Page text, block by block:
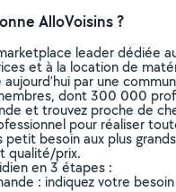
AlloVoisins ?
leader dédiée
et à la location de
par une
dont 300 000
et trouvez proche de
pour réaliser
petit besoin aux plus
qualité/prix.
en 3 étapes :
: indiquez votre